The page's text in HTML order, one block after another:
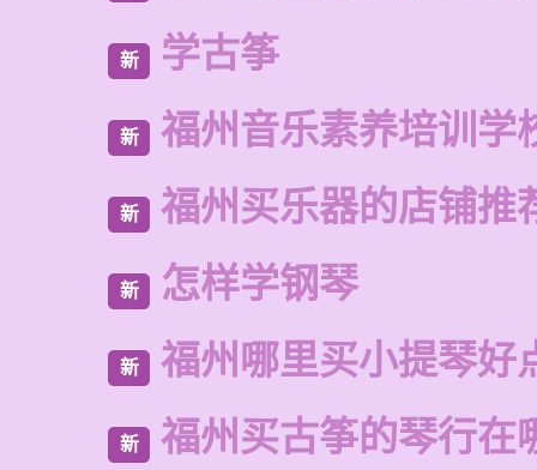
新 学古筝
新 福州音乐素养培训学
新 福州买乐器的店铺推
新 怎样学钢琴
新 福州哪里买小提琴好
新 福州买古筝的琴行在